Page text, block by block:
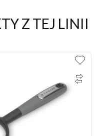
Z TEJ LINII